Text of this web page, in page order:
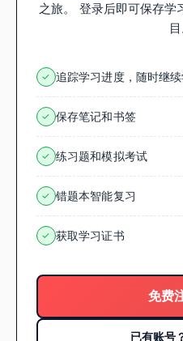
之旅。 登录后即可保存学
目
✓ 追踪学习进度，随时继续
✓ 保存笔记和书签
✓ 练习题和模拟考试
✓ 错题本智能复习
✓ 获取学习证书
免费
已有账号